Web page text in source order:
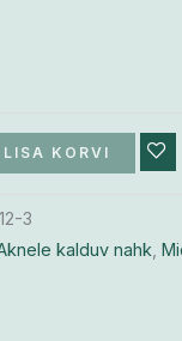
LISA KORVI
3
kalduv nahk ,